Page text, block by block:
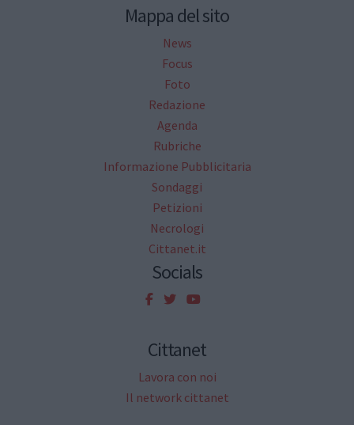
Mappa del sito
News
Focus
Foto
Redazione
Agenda
Rubriche
Informazione Pubblicitaria
Sondaggi
Petizioni
Necrologi
Cittanet.it
Socials
Cittanet
Lavora con noi
Il network cittanet